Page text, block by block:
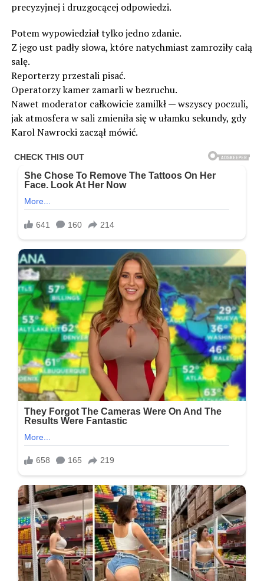
precyzyjnej i druzgocącej odpowiedzi.
Potem wypowiedział tylko jedno zdanie.
Z jego ust padły słowa, które natychmiast zamroziły całą
salę.
Reporterzy przestali pisać.
Operatorzy kamer zamarli w bezruchu.
Nawet moderator całkowicie zamilkł — wszyscy poczuli,
jak atmosfera w sali zmieniła się w ułamku sekundy, gdy
Karol Nawrocki zaczął mówić.